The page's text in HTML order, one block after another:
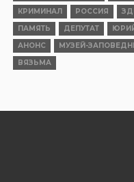
КРИМИНАЛ
РОССИЯ
ПАМЯТЬ
ДЕПУТАТ
АНОНС
МУЗЕЙ-
ВЯЗЬМА